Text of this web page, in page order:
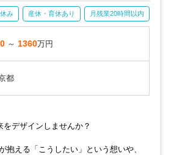
み 産休・育休あり 月残業20時間以内
～ 1360万円
都
デザインしませんか？
抱える「こうしたい」という想いや、